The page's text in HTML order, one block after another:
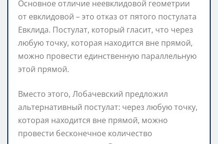
Основное отличие неевклидовой геометрии
от евклидовой – это отказ от пятого постулата
Евклида. Постулат, который гласит, что через
любую точку, которая находится вне прямой,
можно провести единственную параллельную
этой прямой.
Вместо этого, Лобачевский предложил
альтернативный постулат: через любую точку,
которая находится вне прямой, можно
провести бесконечное количество